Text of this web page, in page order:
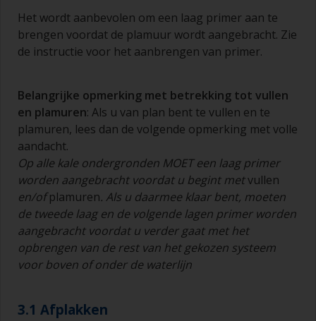
Het wordt aanbevolen om een laag primer aan te
brengen voordat de plamuur wordt aangebracht. Zie
de instructie voor het aanbrengen van primer.
Belangrijke opmerking met betrekking tot vullen
en plamuren: Als u van plan bent te vullen en te
plamuren, lees dan de volgende opmerking met volle
aandacht.
Op alle kale ondergronden MOET een laag primer
worden aangebracht voordat u begint metvullen
en/ofplamuren. Als u daarmee klaar bent, moeten
de tweede laag en de volgende lagen primer worden
aangebracht voordat u verder gaat met het
opbrengen van de rest van het gekozen systeem
voor boven of onder de waterlijn
3.1 Afplakken